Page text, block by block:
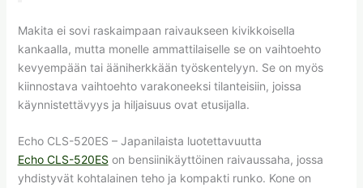
Makita ei sovi raskaimpaan raivaukseen kivikkoisella
kankaalla, mutta monelle ammattilaiselle se on vaihtoehto
kevyempään tai ääniherkkään työskentelyyn. Se on myös
kiinnostava vaihtoehto varakoneeksi tilanteisiin, joissa
käynnistettävyys ja hiljaisuus ovat etusijalla.
Echo CLS-520ES – Japanilaista luotettavuutta
Echo CLS-520ES on bensiinikäyttöinen raivaussaha, jossa
yhdistyvät kohtalainen teho ja kompakti runko. Kone on